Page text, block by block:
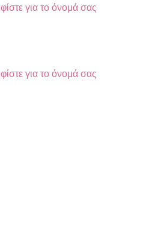
για το όνομά σας
για το όνομά σας